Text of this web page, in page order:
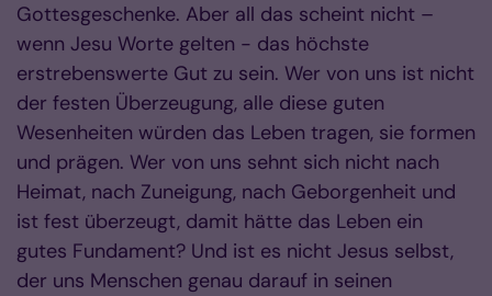
Gottesgeschenke. Aber all das scheint nicht –
wenn Jesu Worte gelten - das höchste
erstrebenswerte Gut zu sein. Wer von uns ist nicht
der festen Überzeugung, alle diese guten
Wesenheiten würden das Leben tragen, sie formen
und prägen. Wer von uns sehnt sich nicht nach
Heimat, nach Zuneigung, nach Geborgenheit und
ist fest überzeugt, damit hätte das Leben ein
gutes Fundament? Und ist es nicht Jesus selbst,
der uns Menschen genau darauf in seinen